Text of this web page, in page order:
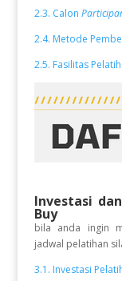
2.3. Calon
2.4. Metode
2.5. Fasilitas
Investasi
Buy
bila anda ingin
jadwal pelatihan
3.1. Investasi